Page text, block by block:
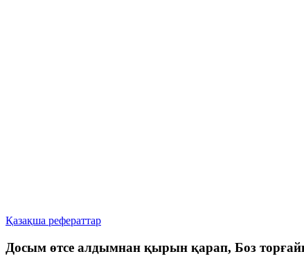
Қазақша рефераттар
Досым өтсе алдымнан қырын қарап, Боз